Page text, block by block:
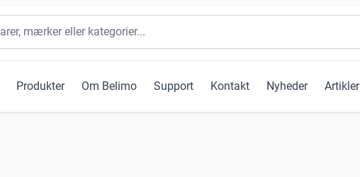
Produkter Om Belimo Support Kontakt Nyheder Artikler